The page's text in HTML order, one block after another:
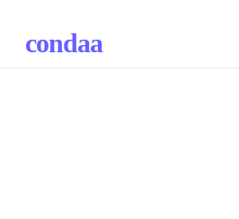
condaa